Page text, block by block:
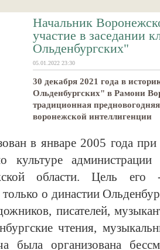
Начальник
участие в заседании
Ольденбургских"
05.01.2022 23:30
30 декабря 2021 года в
Ольденбургских" в Рамони
традиционная
воронежской интеллигенции
в январе 2005 года
культуре администрации
области. Цель его -
только о династии
писателей,
чтения,
была организована